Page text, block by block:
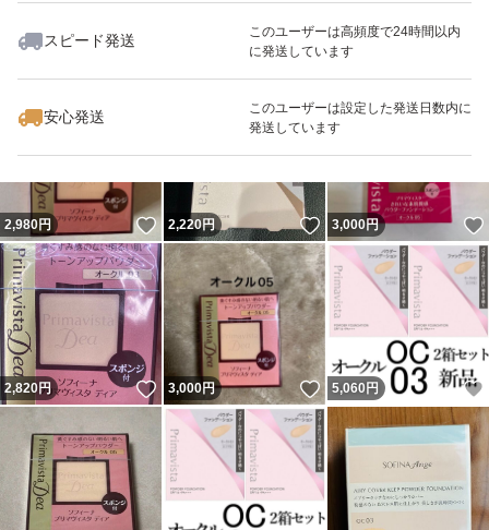
#オークル05
スピード発送
このユーザーは高頻度で24時間以内
に発送しています
安心発送
このユーザーは設定した発送日数内に
発送しています
いいね！
2,640
2,980円 いいね！
2,220円 いいね！
3,000円
2,820円 いいね！
3,000円 いいね！
5,060 円